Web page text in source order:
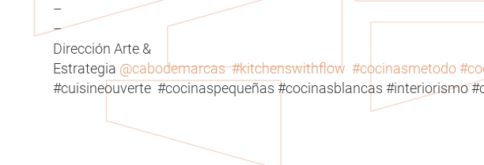
–
–
Dirección Arte &
Estrategia @cabodemarcas #kitchenswithflow #cocinasmetodo
#cuisineouverte #cocinaspequeñas #cocinasblancas #interiorismo